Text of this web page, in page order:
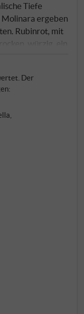
Tiefe
Molinara ergeben
Rubinrot, mit
würzig, ein
zu Pizza,
Alltagswein, der
Der